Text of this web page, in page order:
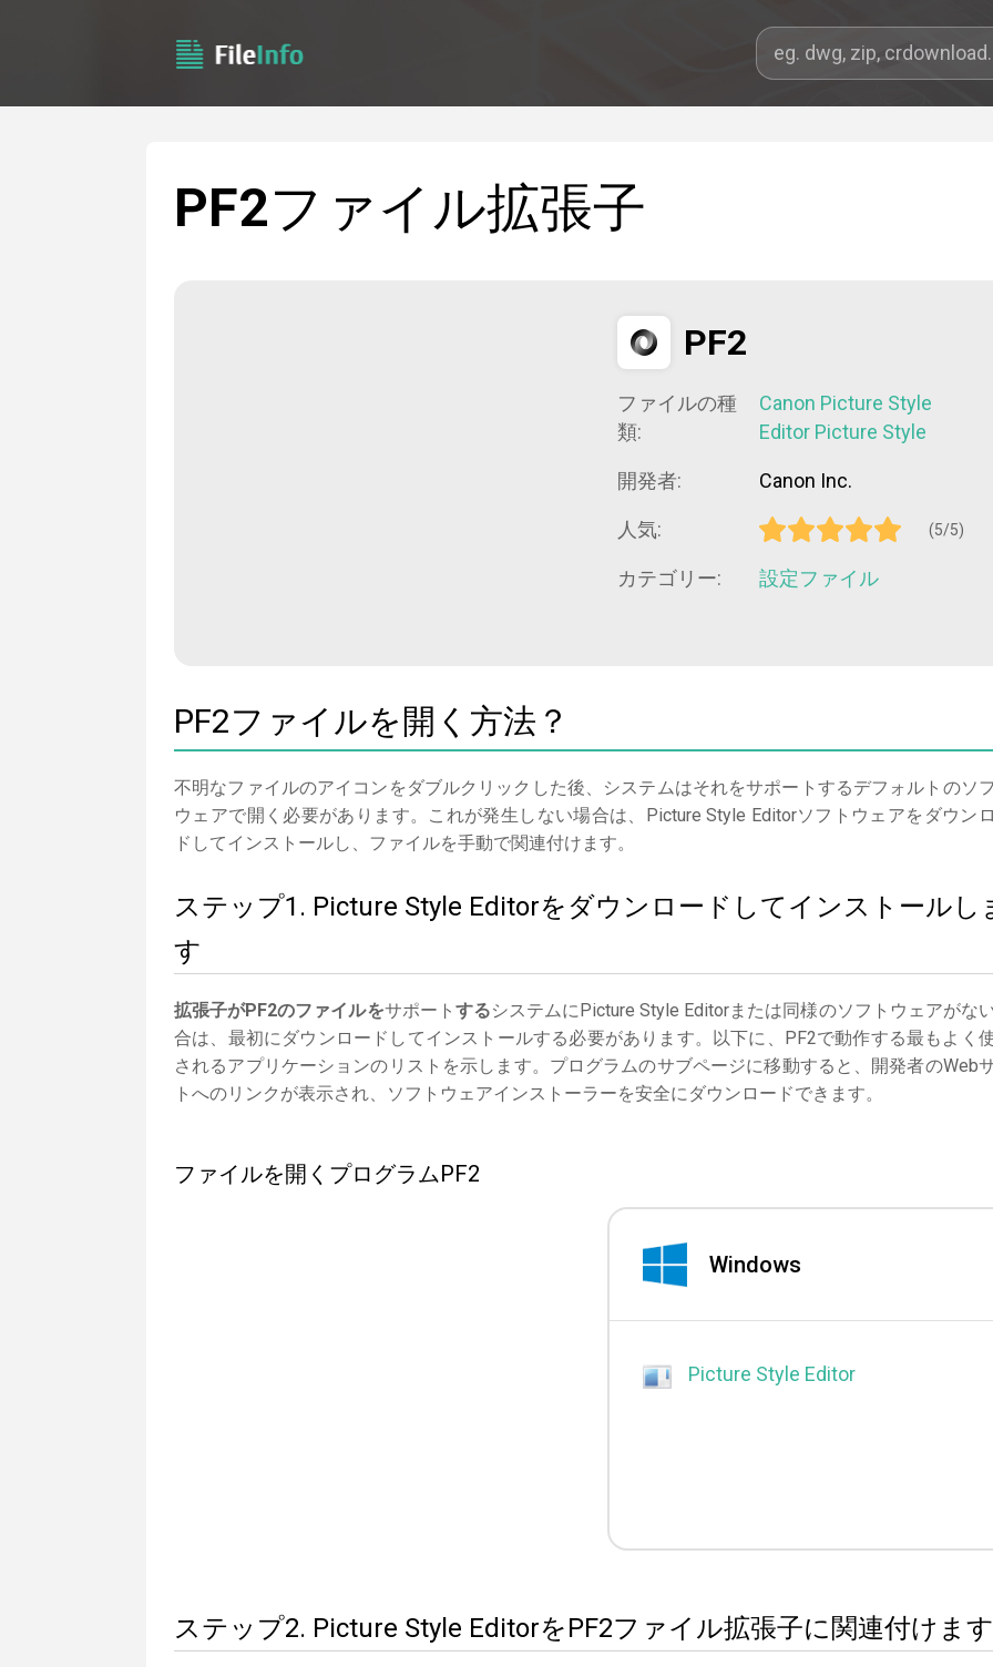
PF2ファイル拡張子
PF2
ファイルの種
類:
Canon Picture Style
Editor Picture Style
開発者: Canon Inc.
人気: (5/5)
カテゴリー: 設定ファイル
PF2ファイルを開く方法？
不明なファイルのアイコンをダブルクリックした後、システムはそれをサポートするデフォルトのソ
ウェアで開く必要があります。これが発生しない場合は、Picture Style Editorソフトウェアをダウン
ドしてインストールし、ファイルを手動で関連付けます。
ステップ1. Picture Style Editorをダウンロードしてインストールし
す
拡張子がPF2のファイルをサポート するシステムにPicture Style Editorまたは同様のソフトウェアがな
合は、最初にダウンロードしてインストールする必要があります。以下に、PF2で動作する最もよく
されるアプリケーションのリストを示します。プログラムのサブページに移動すると、開発者のWeb
トへのリンクが表示され、ソフトウェアインストーラーを安全にダウンロードできます。
ファイルを開くプログラムPF2
Windows
Picture Style Editor
ステップ2. Picture Style EditorをPF2ファイル拡張子に関連付けます